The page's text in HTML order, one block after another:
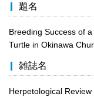
題名
Breeding Success of
Turtle in Okinawa
雑誌名
Herpetological Review